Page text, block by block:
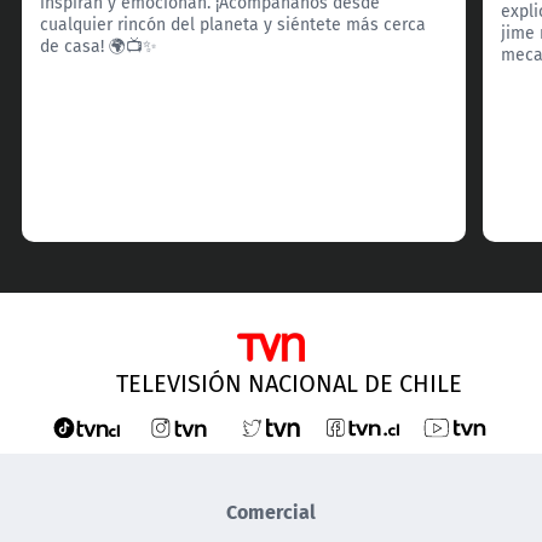
cualquier rincón del planeta y siéntete más cerca
de casa! 🌍📺✨
jime
TELEVISIÓN NACIONAL DE CHILE
Comercial